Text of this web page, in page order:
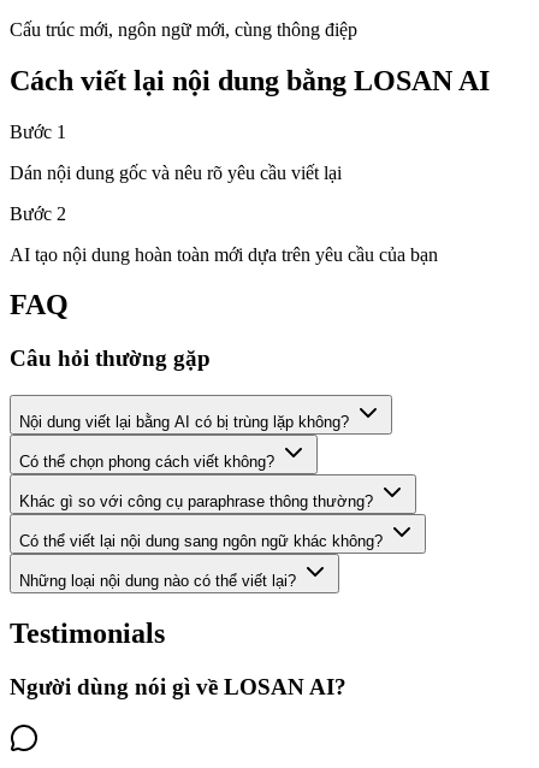
Cấu trúc mới, ngôn ngữ mới, cùng thông điệp
Cách viết lại nội dung bằng LOSAN AI
Bước 1
Dán nội dung gốc và nêu rõ yêu cầu viết lại
Bước 2
AI tạo nội dung hoàn toàn mới dựa trên yêu cầu của bạn
FAQ
Câu hỏi thường gặp
Nội dung viết lại bằng AI có bị trùng lặp không?
Có thể chọn phong cách viết không?
Khác gì so với công cụ paraphrase thông thường?
Có thể viết lại nội dung sang ngôn ngữ khác không?
Những loại nội dung nào có thể viết lại?
Testimonials
Người dùng nói gì về LOSAN AI?